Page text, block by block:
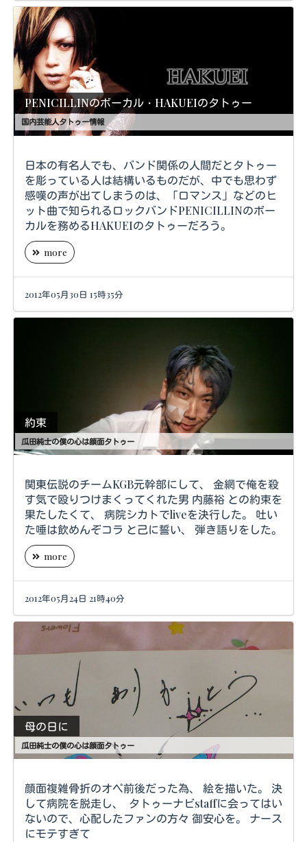
PENICILLINのボーカル・HAKUEIのタトゥー
国内芸能人タトゥー情報
日本の有名人でも、バンド関係の人間だとタトゥー
を彫っている人は結構いるものだが、中でも思わず
感嘆の声が出てしまうのは、「ロマンス」などのヒ
ット曲で知られるロックバンドPENICILLINのボー
カルを務めるHAKUEIのタトゥーだろう。
more
2012年05月30日 15時35分
約束
瓜田純士の僕の心は顔面タトゥー
関東伝説のチームKGB元幹部にして、 金網で俺を殺
す気で殴りつけまくってくれた男 内藤裕 との約束を
果たしたくて、 病院シカトでliveを決行した。 吐い
た唾は飲めんぞコラ と己に誓い、 弾き語りをした。
more
2012年05月24日 21時40分
母の日に
瓜田純士の僕の心は顔面タトゥー
顔面複雑骨折のオペ前後だった為、 絵を描いた。 決
して病院を脱走し、 タトゥーナビstaffに会ってはい
ないので、心配したファンの方々 御安心を。 ナース
にモテすぎて